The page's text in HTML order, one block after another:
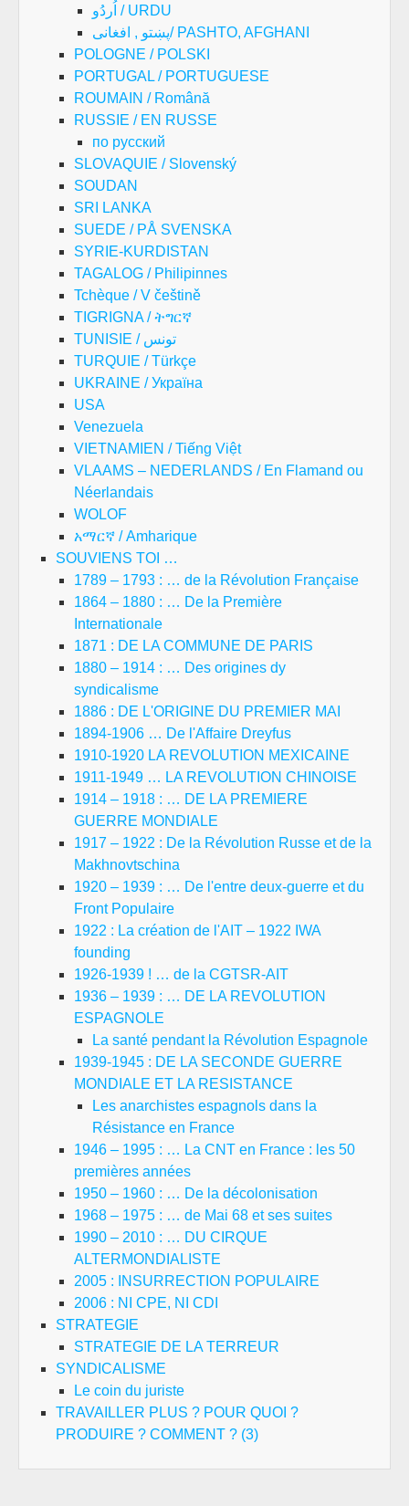
اُردُو / URDU
پښتو , افغانی/ PASHTO, AFGHANI
POLOGNE / POLSKI
PORTUGAL / PORTUGUESE
ROUMAIN / Română
RUSSIE / EN RUSSE
по русский
SLOVAQUIE / Slovenský
SOUDAN
SRI LANKA
SUEDE / PÅ SVENSKA
SYRIE-KURDISTAN
TAGALOG / Philipinnes
Tchèque / V češtině
TIGRIGNA / ትግርኛ
TUNISIE / تونس
TURQUIE / Türkçe
UKRAINE / Україна
USA
Venezuela
VIETNAMIEN / Tiếng Việt
VLAAMS – NEDERLANDS / En Flamand ou
Néerlandais
WOLOF
አማርኛ / Amharique
SOUVIENS TOI …
1789 – 1793 : … de la Révolution Française
1864 – 1880 : … De la Première
Internationale
1871 : DE LA COMMUNE DE PARIS
1880 – 1914 : … Des origines dy
syndicalisme
1886 : DE L'ORIGINE DU PREMIER MAI
1894-1906 … De l'Affaire Dreyfus
1910-1920 LA REVOLUTION MEXICAINE
1911-1949 … LA REVOLUTION CHINOISE
1914 – 1918 : … DE LA PREMIERE
GUERRE MONDIALE
1917 – 1922 : De la Révolution Russe et de la
Makhnovtschina
1920 – 1939 : … De l'entre deux-guerre et du
Front Populaire
1922 : La création de l'AIT – 1922 IWA
founding
1926-1939 ! … de la CGTSR-AIT
1936 – 1939 : … DE LA REVOLUTION
ESPAGNOLE
La santé pendant la Révolution Espagnole
1939-1945 : DE LA SECONDE GUERRE
MONDIALE ET LA RESISTANCE
Les anarchistes espagnols dans la
Résistance en France
1946 – 1995 : … La CNT en France : les 50
premières années
1950 – 1960 : … De la décolonisation
1968 – 1975 : … de Mai 68 et ses suites
1990 – 2010 : … DU CIRQUE
ALTERMONDIALISTE
2005 : INSURRECTION POPULAIRE
2006 : NI CPE, NI CDI
STRATEGIE
STRATEGIE DE LA TERREUR
SYNDICALISME
Le coin du juriste
TRAVAILLER PLUS ? POUR QUOI ?
PRODUIRE ? COMMENT ? (3)